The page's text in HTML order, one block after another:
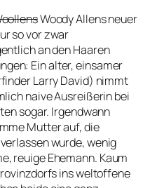
Woody Allens neuer
so vor zwar
an den Haaren
Ein alter, einsamer
Larry David) nimmt
naive Ausreißerin bei
sogar. Irgendwann
Mutter auf, die
wurde, wenig
reuige Ehemann. Kaum
ins weltoffene